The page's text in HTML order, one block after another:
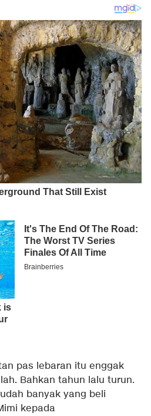
pas lebaran itu enggak
Bahkan tahun lalu turun.
banyak yang beli
kepada